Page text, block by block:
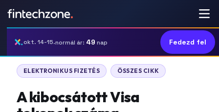
okt. 14-15.normál ár: 49 nap Fedezd fel
ELEKTRONIKUS FIZETÉS ÖSSZES CIKK
A kibocsátott Visa